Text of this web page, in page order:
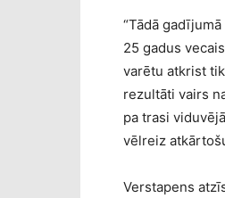
“Tādā
25 gadus
varētu atkrist
rezultāti vairs
pa trasi
vēlreiz
Verstapens